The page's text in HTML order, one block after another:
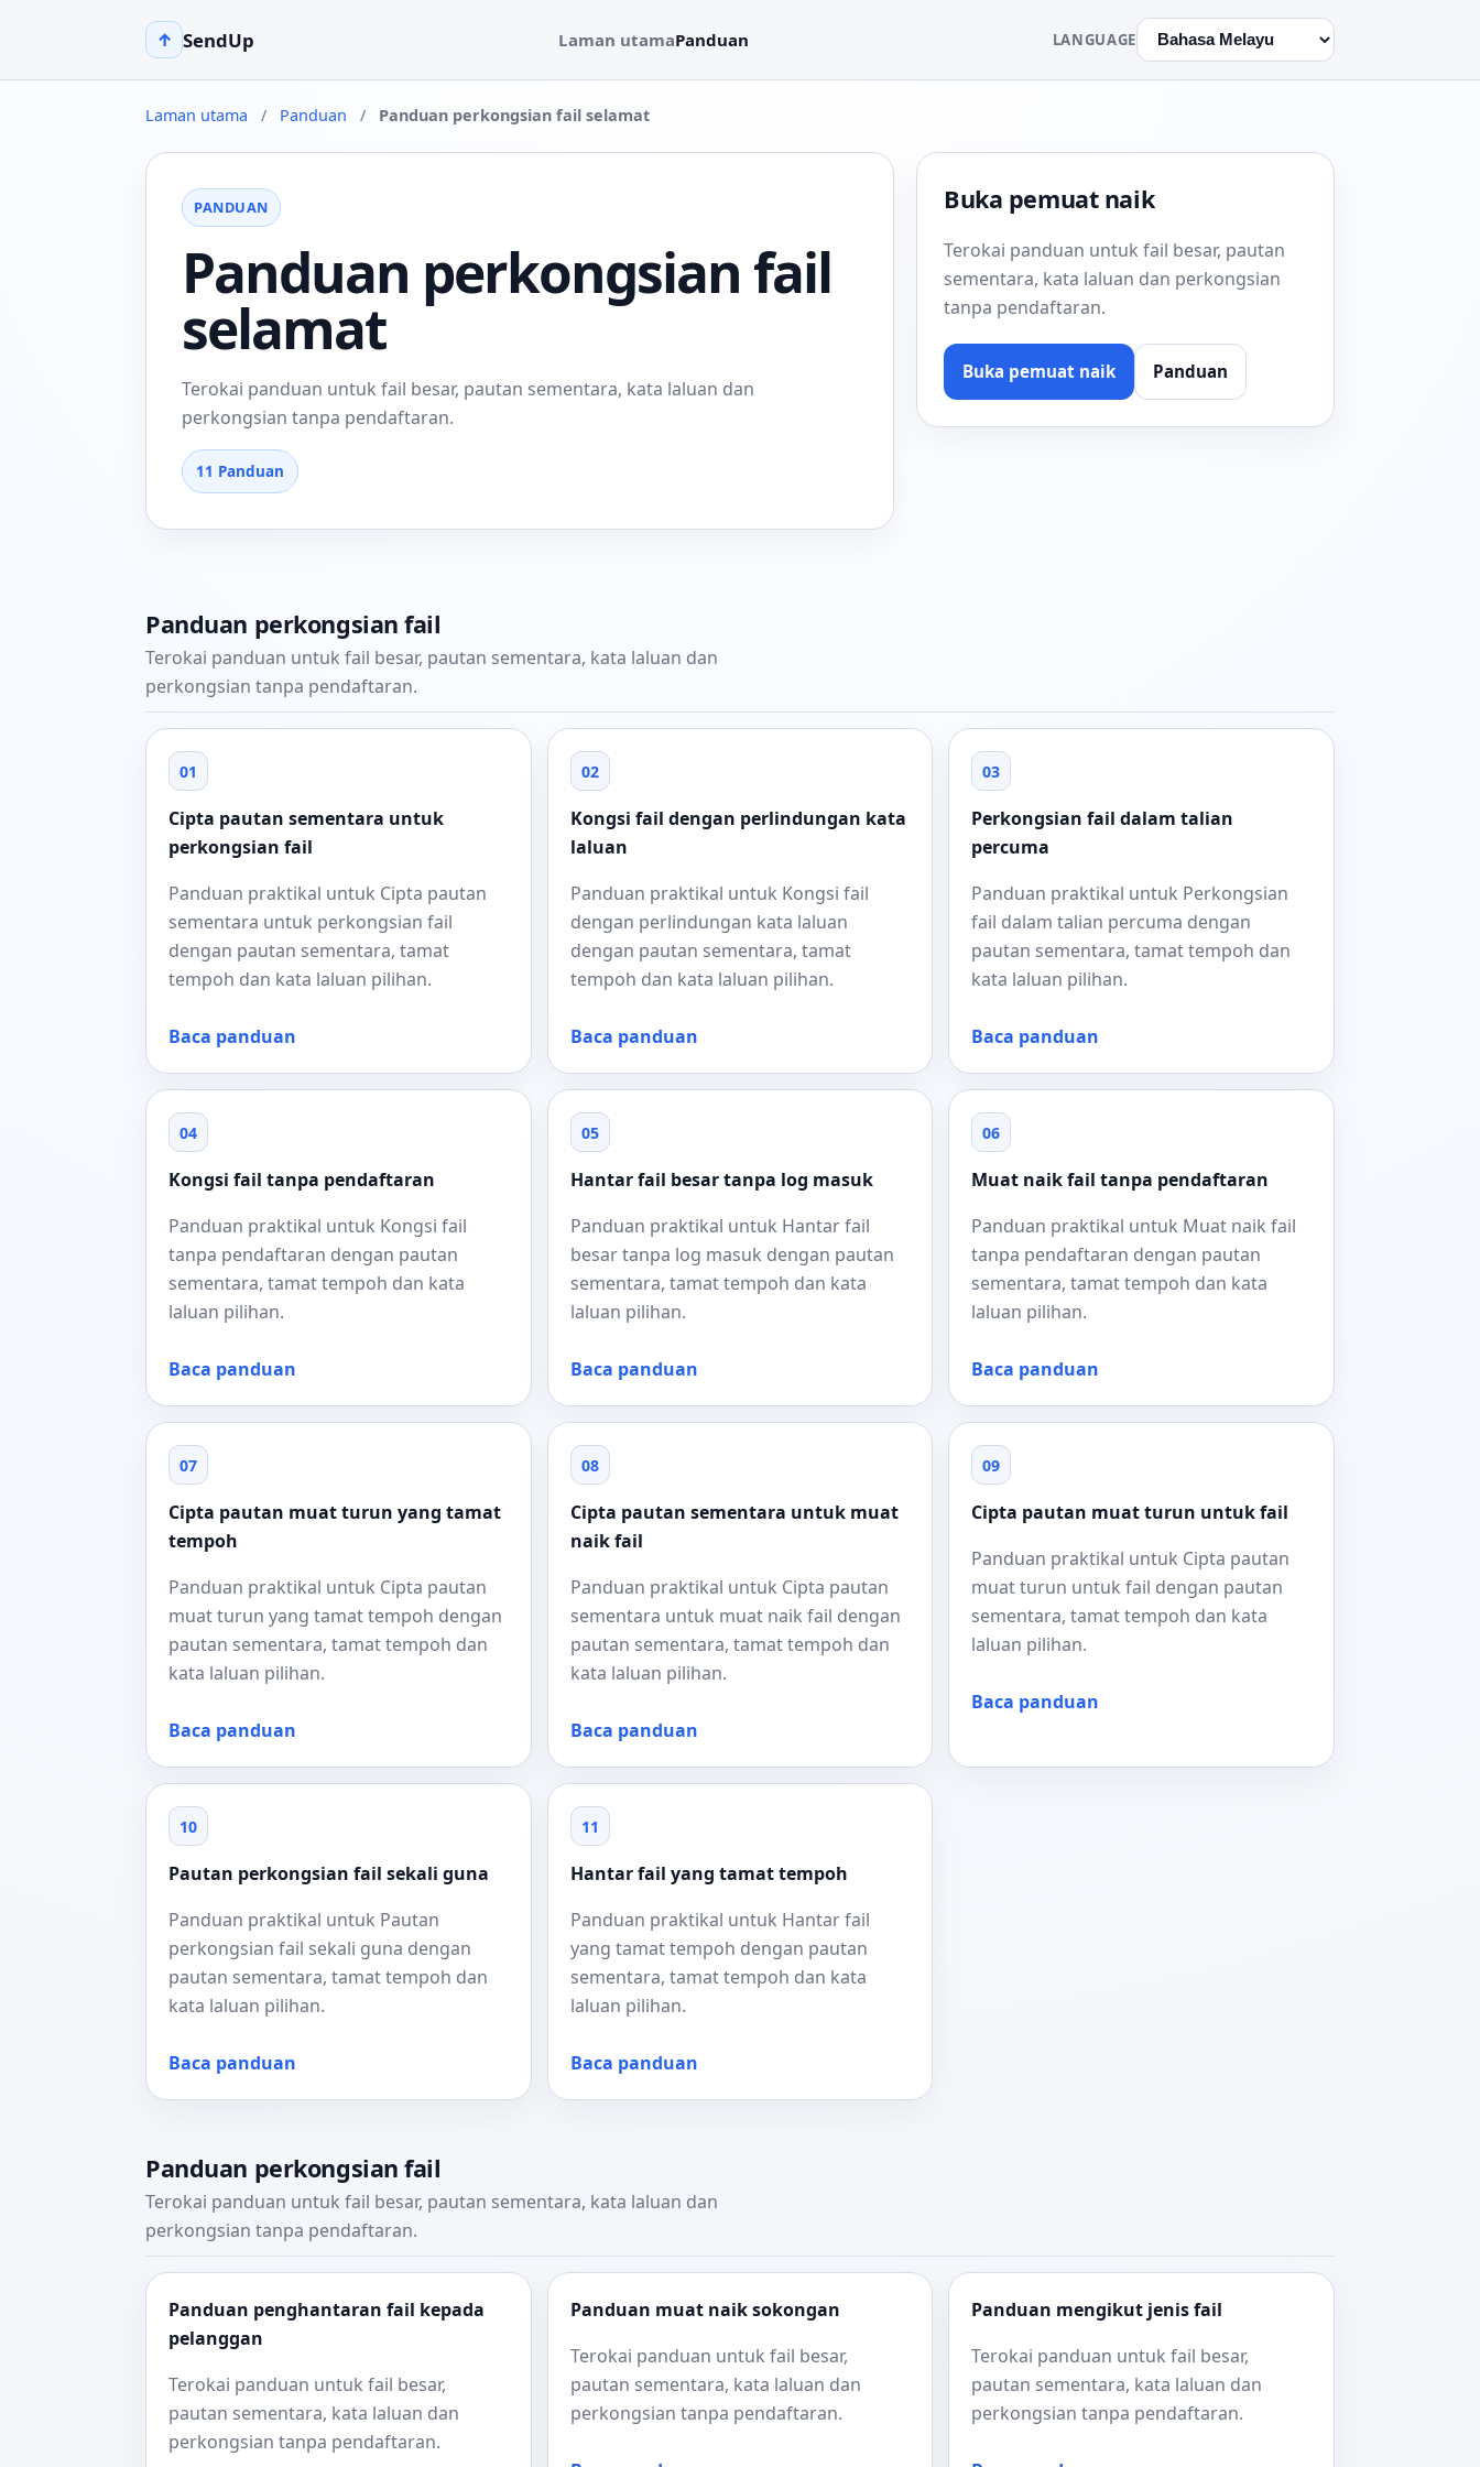
↑ SendUp Laman utamaPanduan LANGUAGE
Laman utama / Panduan / Panduan perkongsian fail selamat
PANDUAN
Panduan perkongsian fail
selamat
Terokai panduan untuk fail besar, pautan sementara, kata laluan dan
perkongsian tanpa pendaftaran.
11 Panduan
Buka pemuat naik
Terokai panduan untuk fail besar, pautan
sementara, kata laluan dan perkongsian
tanpa pendaftaran.
Buka pemuat naik Panduan
Panduan perkongsian fail
Terokai panduan untuk fail besar, pautan sementara, kata laluan dan
perkongsian tanpa pendaftaran.
01
Cipta pautan sementara untuk
perkongsian fail
Panduan praktikal untuk Cipta pautan
sementara untuk perkongsian fail
dengan pautan sementara, tamat
tempoh dan kata laluan pilihan.
Baca panduan
02
Kongsi fail dengan perlindungan kata
laluan
Panduan praktikal untuk Kongsi fail
dengan perlindungan kata laluan
dengan pautan sementara, tamat
tempoh dan kata laluan pilihan.
Baca panduan
03
Perkongsian fail dalam talian
percuma
Panduan praktikal untuk Perkongsian
fail dalam talian percuma dengan
pautan sementara, tamat tempoh dan
kata laluan pilihan.
Baca panduan
04
Kongsi fail tanpa pendaftaran
Panduan praktikal untuk Kongsi fail
tanpa pendaftaran dengan pautan
sementara, tamat tempoh dan kata
laluan pilihan.
Baca panduan
05
Hantar fail besar tanpa log masuk
Panduan praktikal untuk Hantar fail
besar tanpa log masuk dengan pautan
sementara, tamat tempoh dan kata
laluan pilihan.
Baca panduan
06
Muat naik fail tanpa pendaftaran
Panduan praktikal untuk Muat naik fail
tanpa pendaftaran dengan pautan
sementara, tamat tempoh dan kata
laluan pilihan.
Baca panduan
07
Cipta pautan muat turun yang tamat
tempoh
Panduan praktikal untuk Cipta pautan
muat turun yang tamat tempoh dengan
pautan sementara, tamat tempoh dan
kata laluan pilihan.
Baca panduan
08
Cipta pautan sementara untuk muat
naik fail
Panduan praktikal untuk Cipta pautan
sementara untuk muat naik fail dengan
pautan sementara, tamat tempoh dan
kata laluan pilihan.
Baca panduan
09
Cipta pautan muat turun untuk fail
Panduan praktikal untuk Cipta pautan
muat turun untuk fail dengan pautan
sementara, tamat tempoh dan kata
laluan pilihan.
Baca panduan
10
Pautan perkongsian fail sekali guna
Panduan praktikal untuk Pautan
perkongsian fail sekali guna dengan
pautan sementara, tamat tempoh dan
kata laluan pilihan.
Baca panduan
11
Hantar fail yang tamat tempoh
Panduan praktikal untuk Hantar fail
yang tamat tempoh dengan pautan
sementara, tamat tempoh dan kata
laluan pilihan.
Baca panduan
Panduan perkongsian fail
Terokai panduan untuk fail besar, pautan sementara, kata laluan dan
perkongsian tanpa pendaftaran.
Panduan penghantaran fail kepada
pelanggan
Terokai panduan untuk fail besar,
pautan sementara, kata laluan dan
perkongsian tanpa pendaftaran.
Panduan muat naik sokongan
Terokai panduan untuk fail besar,
pautan sementara, kata laluan dan
perkongsian tanpa pendaftaran.
Panduan mengikut jenis fail
Terokai panduan untuk fail besar,
pautan sementara, kata laluan dan
perkongsian tanpa pendaftaran.